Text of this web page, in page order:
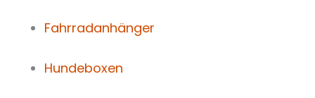
Fahrradanhänger
Hundeboxen